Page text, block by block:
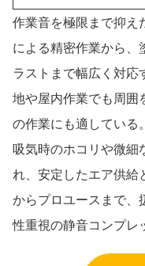
作業音を極限まで抑え
による精密作業から、
ラストまで幅広く対応
地や屋内作業でも周囲
の作業にも適している
吸気時のホコリや微細
れ、安定したエア供給
からプロユースまで、
性重視の静音コンプレ